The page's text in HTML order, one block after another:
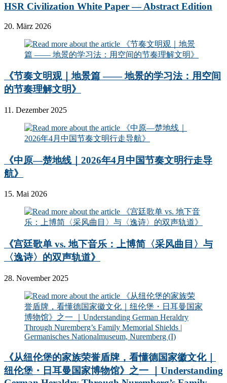
HSR Civilization White Paper — Abstract Edition
20. März 2026
《节奏文明观｜地景篇 —— 地景的学习法：用空间
的节奏理解文明》
11. Dezember 2025
《中原—楚地线｜2026年4月中国节奏文明行走导
航》
15. Mai 2026
《宫廷歌单 vs. 地下音乐：上博简〈采风曲目〉与
〈逸诗〉的双声轨道》
28. November 2025
《从纽伦堡的家族荣誉盾牌，看懂德国家徽文化｜
纽伦堡・日耳曼国家博物馆》之一 ｜Understanding